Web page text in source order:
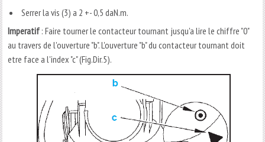
Serrer la vis (3) a 2 +- 0,5 daN.m.
Imperatif : Faire tourner le contacteur tournant jusqu'a lire le chiffre "0"
au travers de l'ouverture "b". L'ouverture "b" du contacteur tournant doit
etre face a l'index "c" (Fig.Dir.5).